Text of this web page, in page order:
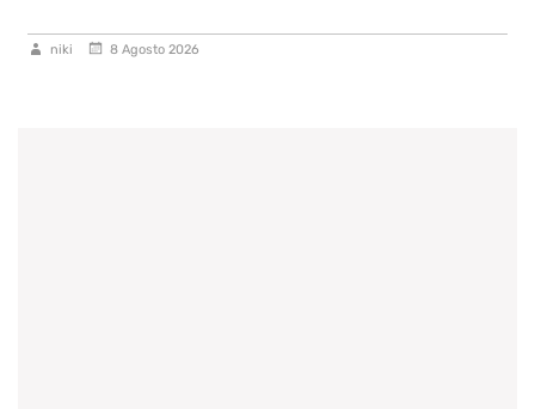
niki 8 Agosto 2026